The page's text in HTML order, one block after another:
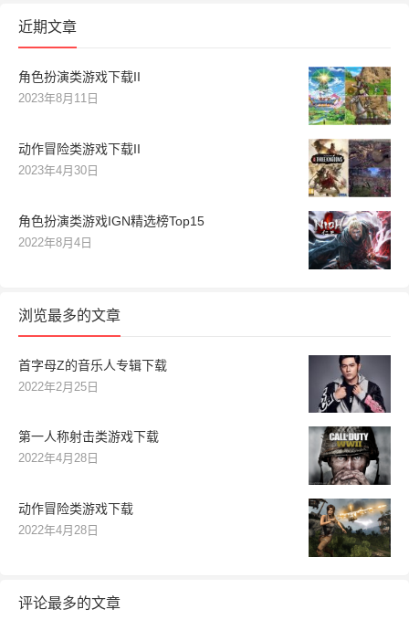
近期文章
角色扮演类游戏下载II
2023年8月11日
动作冒险类游戏下载II
2023年4月30日
角色扮演类游戏IGN精选榜Top15
2022年8月4日
浏览最多的文章
首字母Z的音乐人专辑下载
2022年2月25日
第一人称射击类游戏下载
2022年4月28日
动作冒险类游戏下载
2022年4月28日
评论最多的文章